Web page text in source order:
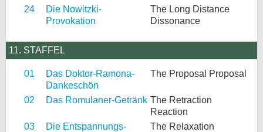
24
Die Nowitzki-
Provokation
The Long Distance
Dissonance
11. STAFFEL
01
Das Doktor-Ramona-
Dankeschön
The Proposal Proposal
02 Das Romulaner-Getränk The Retraction
Reaction
03
Die Entspannungs-
The Relaxation